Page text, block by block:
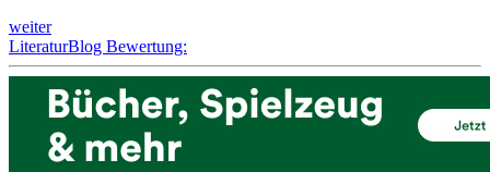
weiter
LiteraturBlog Bewertung: